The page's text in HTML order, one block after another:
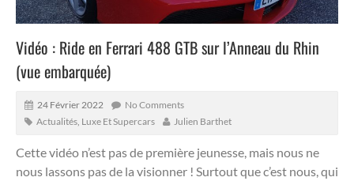
Vidéo : Ride en Ferrari 488 GTB sur l’Anneau du Rhin
(vue embarquée)
24 Février 2022
No Comments
Actualités Luxe Et Supercars Julien Barthet
Cette vidéo n’est pas de première jeunesse, mais nous ne
nous lassons pas de la visionner ! Surtout que c’est nous, qui